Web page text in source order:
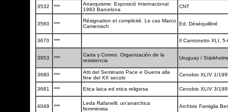
3532 ***
Anarquisme: Exposiciò Internacional
1993 Barcelona
CNT
3560 ***
Résignation et complicité. Le cas Marco
Camenisch
Ed. Déséquilibré
3670 *** Il Cantonetto XLI,
3953 ***
Carta y Correo. Organización de la
resistencia
Uruguay /
3680 ***
Atti del Seminario Pace e Guerra alla
fine del XX secolo
Cenobio XLIV 1/
3681 *** Etica laica ed etica religiosa Cenobio XLIV 3/
4049 ***
Leda Rafanelli: un'anarchica
femminista
Archivio Famiglia